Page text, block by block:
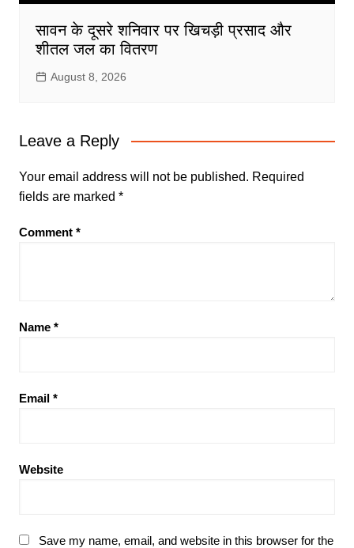
सावन के दूसरे शनिवार पर खिचड़ी प्रसाद और
शीतल जल का वितरण
August 8, 2026
Leave a Reply
Your email address will not be published. Required
fields are marked *
Comment *
Name *
Email *
Website
Save my name, email, and website in this browser for the